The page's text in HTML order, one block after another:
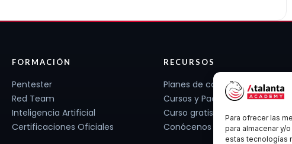
Para ofrecer las
para almacenar y/
estas tecnologías
FORMACIÓN
Pentester
Red Team
Inteligencia Artificial
Certificaciones Oficiales
RECURSOS
Planes de carrera
Cursos y Packs
Curso gratis
Conócenos